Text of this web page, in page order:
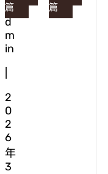
a
d
m
in
2
0
2
6
年
3
篇
篇